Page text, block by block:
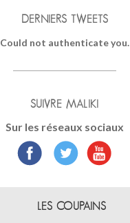
DERNIERS TWEETS
Could not authenticate you.
SUIVRE MALIKI
Sur les réseaux sociaux
LES COUPAINS